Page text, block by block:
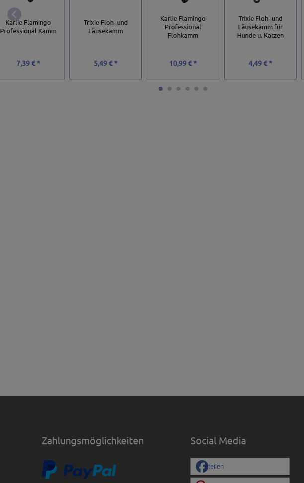
Karlie Flamingo
Professional Kamm
7,39 € *
Trixie Floh- und
Läusekamm
5,49 € *
Karlie Flamingo
Professional
Flohkamm
10,99 € *
Trixie Floh- und
Läusekamm für
Hunde u. Katzen
4,49 € *
Zahlungsmöglichkeiten Social Media
teilen